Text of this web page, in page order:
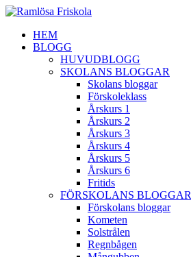
HEM
BLOGG
HUVUDBLOGG
SKOLANS BLOGGAR
Skolans bloggar
Förskoleklass
Årskurs 1
Årskurs 2
Årskurs 3
Årskurs 4
Årskurs 5
Årskurs 6
Fritids
FÖRSKOLANS BLOGGAR
Förskolans bloggar
Kometen
Solstrålen
Regnbågen